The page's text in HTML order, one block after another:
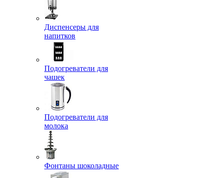
Диспенсеры для
напитков
Подогреватели для
чашек
Подогреватели для
молока
Фонтаны шоколадные